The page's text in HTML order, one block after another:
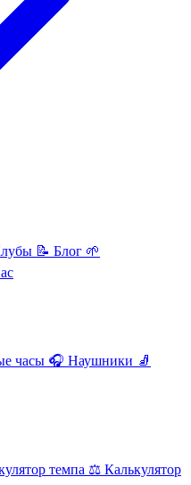
📝 Блог 🌱
часы 🎧 Наушники 🧦
темпа ⚖️ Калькулятор